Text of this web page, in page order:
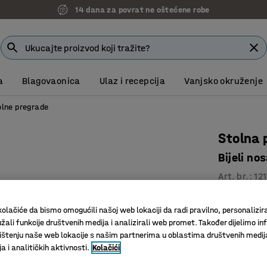
14 dana za povrat ne oštećene robe
Blagovaonica Ulaz i recepcija Vanjsko okruženje
pregrade
Stolna
Bijeli
Art. br. :
U
da bismo omogućili našoj web lokaciji da radi pravilno,
funkcije društvenih medija i analizirali web promet. Također dijelimo
naše web lokacije s našim partnerima u oblastima društvenih
i analitičkih aktivnosti. Kolačići